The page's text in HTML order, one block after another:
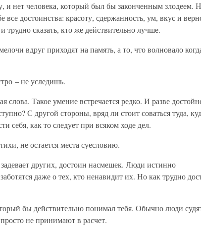
и нет человека, который был бы законченным злодеем.
все достоинства: красоту, сдержанность, ум, вкус и
сказать, кто же действительно лучше.
вдруг приходят на память, а то, что волновало
– не уследишь.
слова. Такое умение встречается редко. И разве
С другой стороны, вряд ли стоит соваться туда,
себя, как то следует при всяком ходе дел.
не остается места суесловию.
других, достоин насмешек. Люди истинно
даже о тех, кто ненавидит их. Но как трудно
бы действительно понимал тебя. Обычно люди
не принимают в расчет.